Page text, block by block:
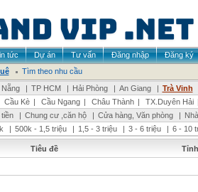
tức Dự án Tư vấn Đăng nhập Đăng ký
Tìm theo nhu cầu
| TP HCM | Hải Phòng | An Giang | Trà Vinh
Cầu Kè | Cầu Ngang | Châu Thành | TX.Duyên Hải
| Chung cư ,căn hộ | Cửa hàng, Văn phòng |
| 500k - 1,5 triệu | 1,5 - 3 triệu | 3 - 6 triệu | 6 - 10
Tiêu đề